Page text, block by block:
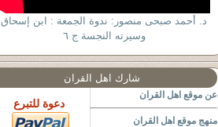
د. أحمد صبحى منصور: ندوة الجمعة : ابن إسحاق
وسيرته النجسة ج ٦
شارك اهل القران
عن موقع اهل القران
منهج موقع اهل القران
دعوة للتبرع